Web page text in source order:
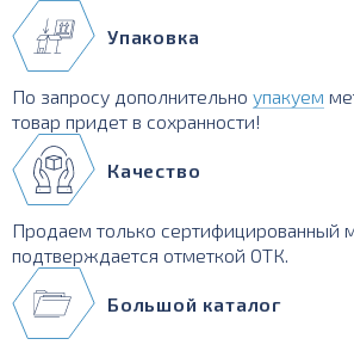
Упаковка
По запросу дополнительно упакуем
товар придет в сохранности!
Качество
Продаем только сертифицированный
подтверждается отметкой ОТК.
Большой каталог